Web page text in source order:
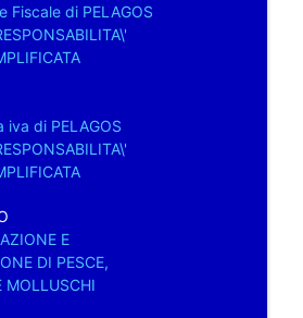
Fiscale di PELAGOS
iva di PELAGOS
E
DI PESCE,
MOLLUSCHI